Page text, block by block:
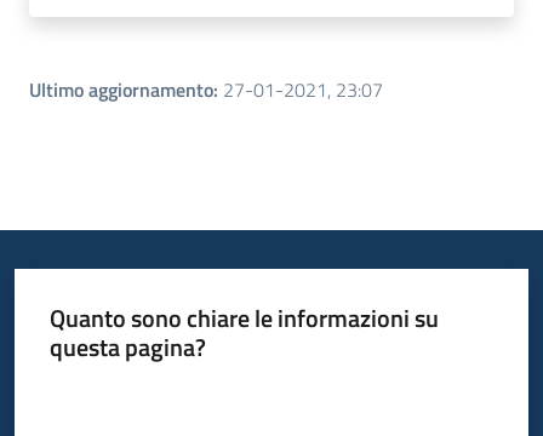
Ultimo aggiornamento: 27-01-2021, 23:07
Quanto sono chiare le informazioni su
questa pagina?